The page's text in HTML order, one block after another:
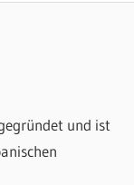
und ist